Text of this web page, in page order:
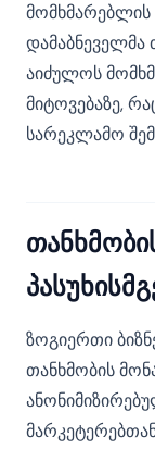
დამაბნეველმა
აიძულოს
მიტოვებაზე,
სარეკლამო
ზოგიერთი
თანხმობის